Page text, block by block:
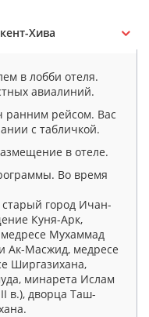
Хива
в лобби отеля.
авиалиний.
ранним рейсом. Вас
с табличкой.
в отеле.
Во время
город Ичан-
Куня-Арк,
Мухаммад
Ак-Масжид, медресе
Ширгазихана,
минарета Ислам
в.), дворца Таш-